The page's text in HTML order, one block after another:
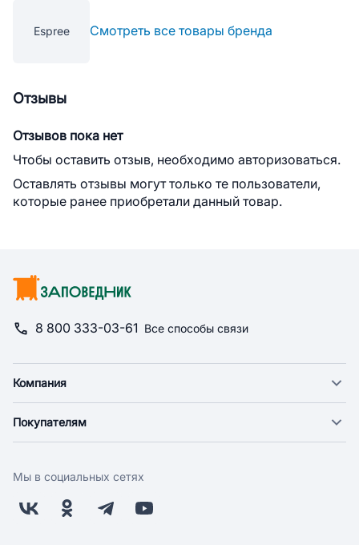
Espree Смотреть все товары бренда
Отзывы
Отзывов пока нет
Чтобы оставить отзыв, необходимо авторизоваться.
Оставлять отзывы могут только те пользователи,
которые ранее приобретали данный товар.
8 800 333-03-61 Все способы связи
Компания
Новости
Поставщикам
Заводчикам
Покупателям
Оплата
Бонусная программа
Мы в социальных сетях